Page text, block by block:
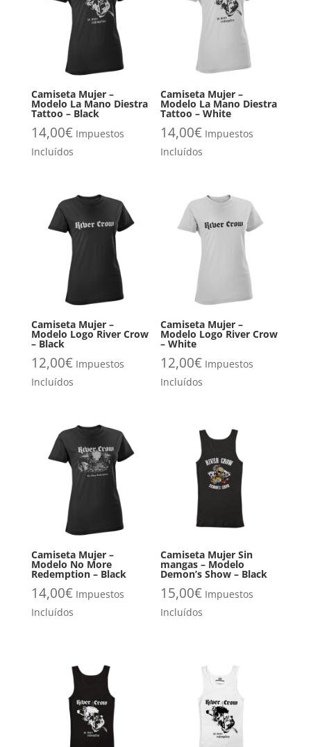
Camiseta Mujer –
Modelo La Mano Diestra
Tattoo – Black
14,00€ Impuestos
Incluídos
Camiseta Mujer –
Modelo La Mano Diestra
Tattoo – White
14,00€ Impuestos
Incluídos
Camiseta Mujer –
Modelo Logo River Crow
– Black
12,00€ Impuestos
Incluídos
Camiseta Mujer –
Modelo Logo River Crow
– White
12,00€ Impuestos
Incluídos
Camiseta Mujer –
Modelo No More
Redemption – Black
14,00€ Impuestos
Incluídos
Camiseta Mujer Sin
mangas – Modelo
Demon’s Show – Black
15,00€ Impuestos
Incluídos